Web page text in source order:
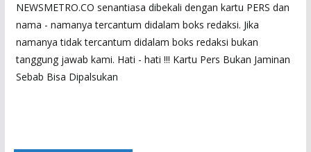
NEWSMETRO.CO senantiasa dibekali dengan kartu PERS dan
nama - namanya tercantum didalam boks redaksi. Jika
namanya tidak tercantum didalam boks redaksi bukan
tanggung jawab kami. Hati - hati !!! Kartu Pers Bukan Jaminan
Sebab Bisa Dipalsukan